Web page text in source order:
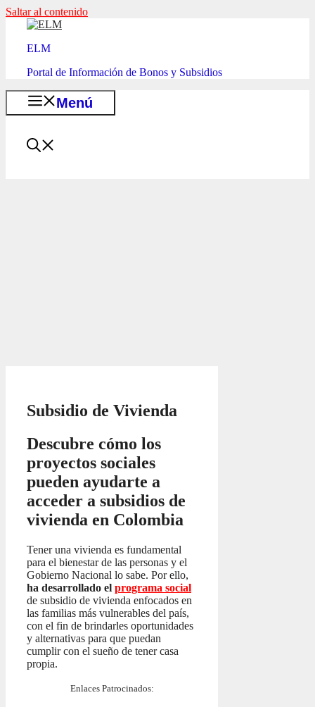
Saltar al contenido
ELM
Portal de Información de Bonos y Subsidios
Menú
Subsidio de Vivienda
Descubre cómo los
proyectos sociales
pueden ayudarte a
acceder a subsidios de
vivienda en Colombia
Tener una vivienda es fundamental
para el bienestar de las personas y el
Gobierno Nacional lo sabe. Por ello,
ha desarrollado el programa social
de subsidio de vivienda enfocados en
las familias más vulnerables del país,
con el fin de brindarles oportunidades
y alternativas para que puedan
cumplir con el sueño de tener casa
propia.
Enlaces Patrocinados: